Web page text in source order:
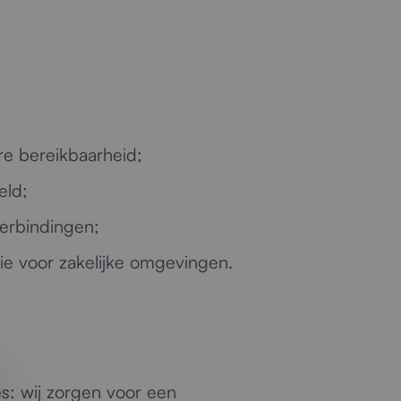
bereikbaarheid;
voor zakelijke omgevingen.
wij zorgen voor een